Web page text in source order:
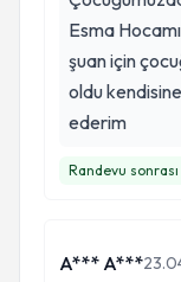
Esma Hocamın desteğiyle bu sorundan
şuan için
oldu
ederim
Randevu sonrası
A*** A***